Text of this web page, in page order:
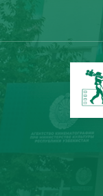
Перейти
к
содержимому